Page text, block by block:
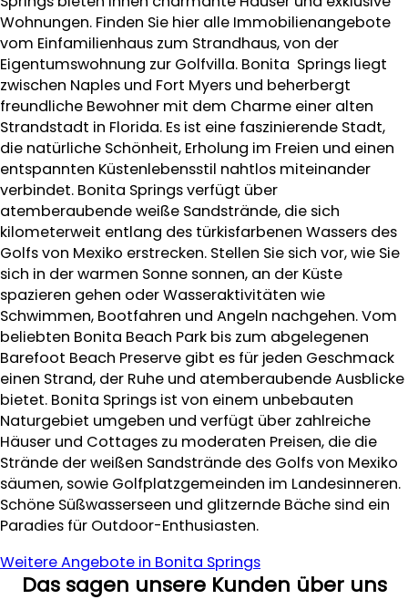
Wohnungen. Finden Sie hier alle Immobilienangebote
vom Einfamilienhaus zum Strandhaus, von der
Eigentumswohnung zur Golfvilla. Bonita Springs liegt
zwischen Naples und Fort Myers und beherbergt
freundliche Bewohner mit dem Charme einer alten
Strandstadt in Florida. Es ist eine faszinierende Stadt,
die natürliche Schönheit, Erholung im Freien und einen
entspannten Küstenlebensstil nahtlos miteinander
verbindet. Bonita Springs verfügt über
atemberaubende weiße Sandstrände, die sich
kilometerweit entlang des türkisfarbenen Wassers des
Golfs von Mexiko erstrecken. Stellen Sie sich vor, wie Sie
sich in der warmen Sonne sonnen, an der Küste
spazieren gehen oder Wasseraktivitäten wie
Schwimmen, Bootfahren und Angeln nachgehen. Vom
beliebten Bonita Beach Park bis zum abgelegenen
Barefoot Beach Preserve gibt es für jeden Geschmack
einen Strand, der Ruhe und atemberaubende Ausblicke
bietet. Bonita Springs ist von einem unbebauten
Naturgebiet umgeben und verfügt über zahlreiche
Häuser und Cottages zu moderaten Preisen, die die
Strände der weißen Sandstrände des Golfs von Mexiko
säumen, sowie Golfplatzgemeinden im Landesinneren.
Schöne Süßwasserseen und glitzernde Bäche sind ein
Paradies für Outdoor-Enthusiasten.
Weitere Angebote in Bonita Springs
Das sagen unsere Kunden über uns